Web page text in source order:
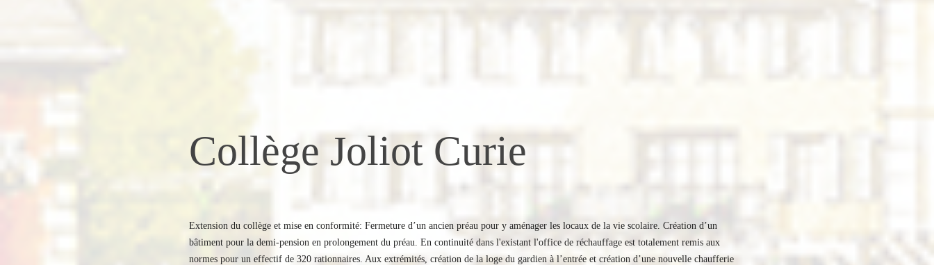
Collège Joliot Curie
Extension du collège et mise en conformité: Fermeture d’un ancien préau pour y aménager les locaux de la vie scolaire. Création d’un
bâtiment pour la demi-pension en prolongement du préau. En continuité dans l'existant l'office de réchauffage est totalement remis aux
normes pour un effectif de 320 rationnaires. Aux extrémités, création de la loge du gardien à l’entrée et création d’une nouvelle chaufferie